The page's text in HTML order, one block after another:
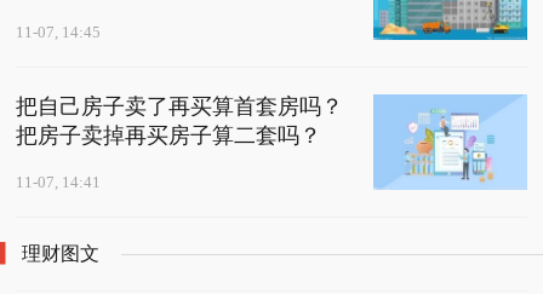
11-07, 14:45
把自己房子卖了再买算首套房吗？
把房子卖掉再买房子算二套吗？
11-07, 14:41
理财图文